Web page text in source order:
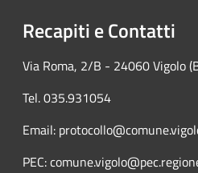
Recapiti e Contatti
Via Roma, 2/B - 24060 Vigolo
Tel. 035.931054
Email:
PEC: